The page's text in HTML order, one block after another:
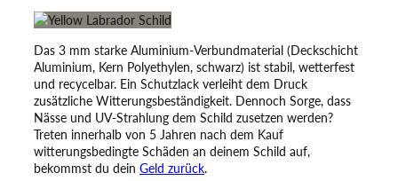
c
i
l
d
–
E
n
H
Das 3 mm starke Aluminium-Verbundmaterial (Deckschicht
Aluminium, Kern Polyethylen, schwarz) ist stabil, wetterfest
und recycelbar. Ein Schutzlack verleiht dem Druck
zusätzliche Witterungsbeständigkeit. Dennoch Sorge, dass
Nässe und UV-Strahlung dem Schild zusetzen werden?
Treten innerhalb von 5 Jahren nach dem Kauf
witterungsbedingte Schäden an deinem Schild auf,
bekommst du dein Geld zurück.